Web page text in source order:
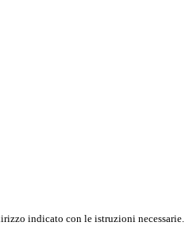
indicato con le istruzioni necessarie.